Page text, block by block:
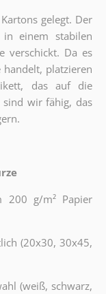
gelegt. Der
einem stabilen
verschickt. Da es
platzieren
das auf die
sind wir fähig, das
200 g/m² Papier
(20x30, 30x45,
(weiß, schwarz,